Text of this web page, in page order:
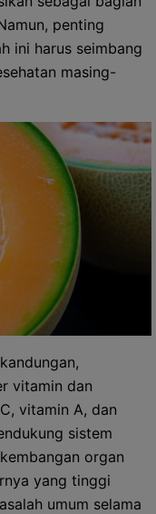
penting
ini harus seimbang
masing-
vitamin dan
vitamin A, dan
sistem
organ
yang tinggi
umum selama